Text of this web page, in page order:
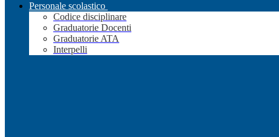
Personale scolastico
Codice disciplinare
Graduatorie Docenti
Graduatorie ATA
Interpelli